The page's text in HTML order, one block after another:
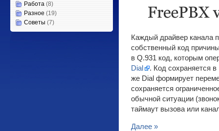
Работа (8)
Разное (19)
Советы (7)
Каждый драйвер канала
собственный код
в Q.931 код, которым
Dial
. Код сохраняется
же Dial формирует
сохраняется
обычной ситуации
таймаут вызова или
Далее »